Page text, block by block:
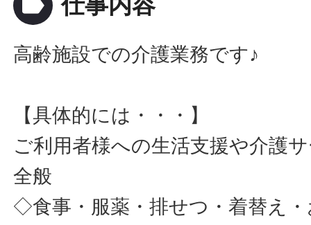
仕事内容
高齢施設での介護業務です♪
【具体的には・・・】
ご利用者様への生活支援や介護
全般
◇食事・服薬・排せつ・着替え